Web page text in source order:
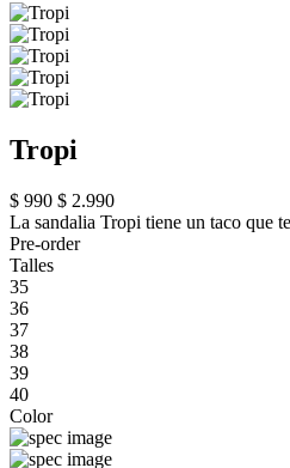
Tropi
$ 990 $ 2.990
La sandalia Tropi tiene un taco que
Pre-order
Talles
35
36
37
38
39
40
Color